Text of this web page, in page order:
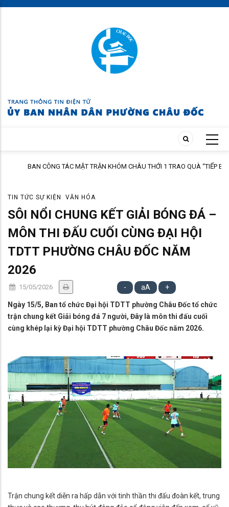
Skip
BAN CÔNG TÁC MẶT TRẬN KHÓM CHÂU THỚI 1 TRAO QUÀ “TIẾP BƯỚC
TIN TỨC SỰ KIỆN VĂN HÓA
SÔI NỔI CHUNG KẾT GIẢI BÓNG ĐÁ –
MÔN THI ĐẤU CUỐI CÙNG ĐẠI HỘI
TDTT PHƯỜNG CHÂU ĐỐC NĂM
2026
15/05/2026 - aA +
Ngày 15/5, Ban tổ chức Đại hội TDTT phường Châu Đốc tổ chức
trận chung kết Giải bóng đá 7 người, Đây là môn thi đấu cuối
cùng khép lại kỳ Đại hội TDTT phường Châu Đốc năm 2026.
Trận chung kết diễn ra hấp dẫn với tinh thần thi đấu đoàn kết, trung